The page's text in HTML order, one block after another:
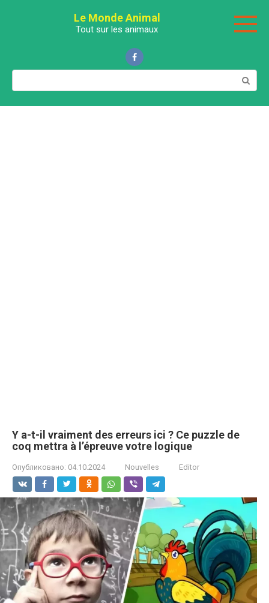
Le Monde Animal
Tout sur les animaux
Поиск:
Y a-t-il vraiment des erreurs ici ? Ce puzzle de
coq mettra à l’épreuve votre logique
Опубликовано: 04.10.2024 Nouvelles Editor